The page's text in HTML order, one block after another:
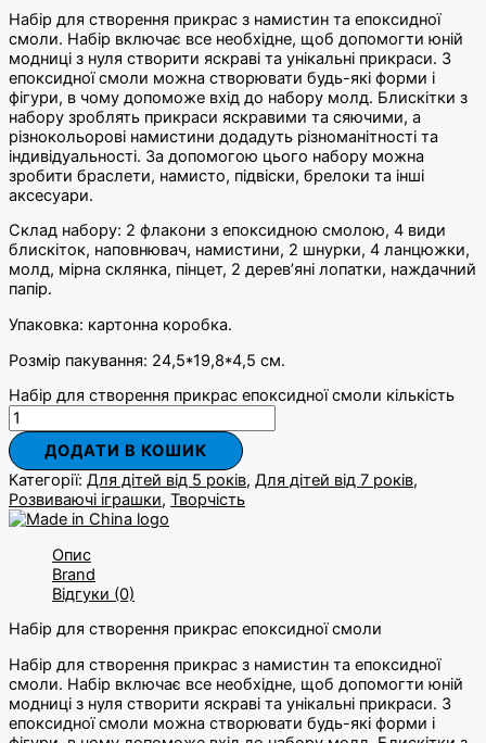
Набір для створення прикрас з намистин та епоксидної
смоли. Набір включає все необхідне, щоб допомогти юній
модниці з нуля створити яскраві та унікальні прикраси. З
епоксидної смоли можна створювати будь-які форми і
фігури, в чому допоможе вхід до набору молд. Блискітки з
набору зроблять прикраси яскравими та сяючими, а
різнокольорові намистини додадуть різноманітності та
індивідуальності. За допомогою цього набору можна
зробити браслети, намисто, підвіски, брелоки та інші
аксесуари.
Склад набору: 2 флакони з епоксидною смолою, 4 види
блискіток, наповнювач, намистини, 2 шнурки, 4 ланцюжки,
молд, мірна склянка, пінцет, 2 дерев’яні лопатки, наждачний
папір.
Упаковка: картонна коробка.
Розмір пакування: 24,5*19,8*4,5 см.
Набір для створення прикрас епоксидної смоли кількість
ДОДАТИ В КОШИК
Категорії: Для дітей від 5 років, Для дітей від 7 років,
Розвиваючі іграшки, Творчість
Опис
Brand
Відгуки (0)
Набір для створення прикрас епоксидної смоли
Набір для створення прикрас з намистин та епоксидної
смоли. Набір включає все необхідне, щоб допомогти юній
модниці з нуля створити яскраві та унікальні прикраси. З
епоксидної смоли можна створювати будь-які форми і